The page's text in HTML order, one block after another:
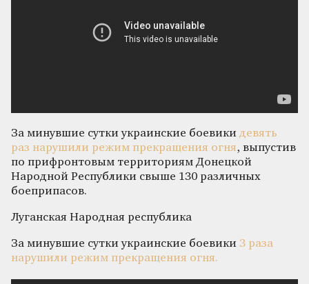
За минувшие сутки украинские боевики девять
раз нарушили режим прекращения огня, выпустив
по прифронтовым территориям Донецкой
Народной Республики свыше 130 различных
боеприпасов.
Луганская Народная республика
За минувшие сутки украинские боевики 3 раза
нарушили режим прекращения огня.